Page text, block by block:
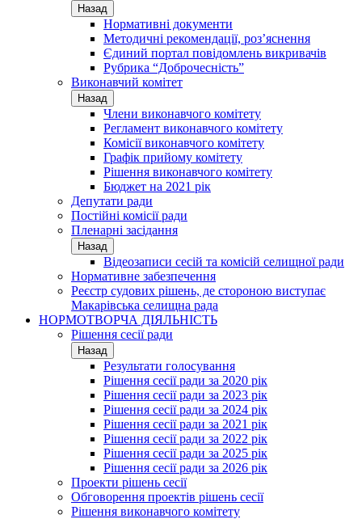
Назад
Нормативні документи
Методичні рекомендації, роз’яснення
Єдиний портал повідомлень викривачів
Рубрика “Доброчесність”
Виконавчий комітет
Назад
Члени виконавчого комітету
Регламент виконавчого комітету
Комісії виконавчого комітету
Графік прийому комітету
Рішення виконавчого комітету
Бюджет на 2021 рік
Депутати ради
Постійні комісії ради
Пленарні засідання
Назад
Відеозаписи сесій та комісій селищної ради
Нормативне забезпечення
Реєстр судових рішень, де стороною виступає
Макарівська селищна рада
НОРМОТВОРЧА ДІЯЛЬНІСТЬ
Рішення сесії ради
Назад
Результати голосування
Рішення сесії ради за 2020 рік
Рішення сесії ради за 2023 рік
Рішення сесії ради за 2024 рік
Рішення сесії ради за 2021 рік
Рішення сесії ради за 2022 рік
Рішення сесії ради за 2025 рік
Рішення сесії ради за 2026 рік
Проекти рішень сесії
Обговорення проектів рішень сесії
Рішення виконавчого комітету